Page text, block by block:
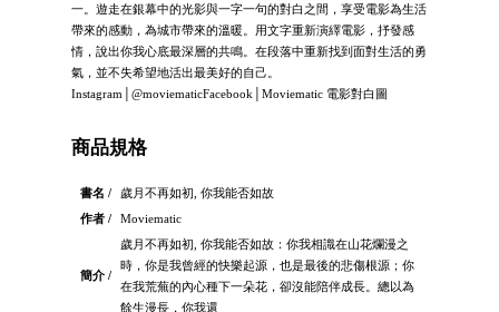
一。遊走在銀幕中的光影與一字一句的對白之間，享受電影為生活
帶來的感動，為城市帶來的溫暖。用文字重新演繹電影，抒發感
情，說出你我心底最深層的共鳴。在段落中重新找到面對生活的勇
氣，並不失希望地活出最美好的自己。
Instagram│@moviematicFacebook│Moviematic 電影對白圖
商品規格
書名 /
歲月不再如初, 你我能否如故
作者 /
Moviematic
簡介 /
歲月不再如初, 你我能否如故：你我相識在山花爛漫之
時，你是我曾經的快樂起源，也是最後的悲傷根源；你
在我荒蕪的內心種下一朵花，卻沒能陪伴成長。總以為
餘生漫長，你我還